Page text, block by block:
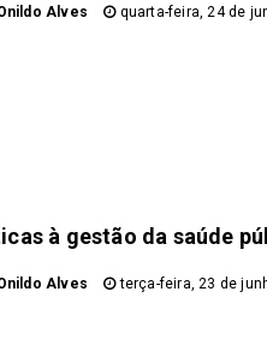
Alves quarta-feira, 24 de
à gestão da saúde
Alves terça-feira, 23 de